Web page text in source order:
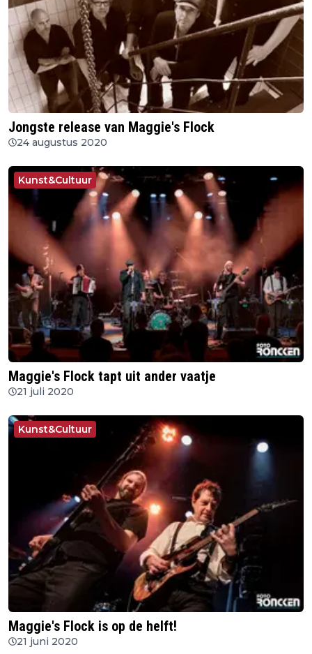
Jongste release van Maggie's Flock
24 augustus 2020
Kunst&Cultuur
Maggie's Flock tapt uit ander vaatje
21 juli 2020
Kunst&Cultuur
Maggie's Flock is op de helft!
21 juni 2020